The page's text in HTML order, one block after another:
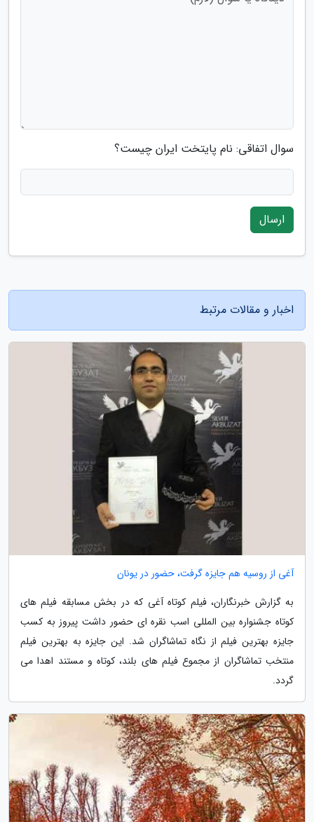
سوال اتفاقی: نام پایتخت ایران چیست؟
ارسال
اخبار و مقالات مرتبط
آغی از روسیه هم جایزه گرفت، حضور در یونان
به گزارش خبرنگاران، فیلم کوتاه آغی که در بخش مسابقه فیلم های
کوتاه جشنواره بین المللی اسب نقره ای حضور داشت پیروز به کسب
جایزه بهترین فیلم از نگاه تماشاگران شد. این جایزه به بهترین فیلم
منتخب تماشاگران از مجموع فیلم های بلند، کوتاه و مستند اهدا می
گردد.